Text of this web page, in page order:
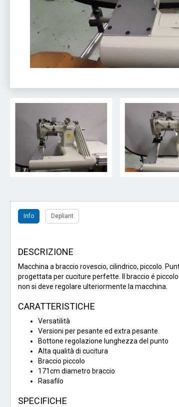
Info Depliant
DESCRIZIONE
Macchina a braccio rovescio, cilindrico, piccolo.
progettata per cuciture perfette. Il braccio é
non si deve regolare ulteriormente la macchina.
CARATTERISTICHE
Versatilità
Versioni per pesante ed extra pesante
Bottone regolazione lunghezza del punto
Alta qualità di cucitura
Braccio piccolo
171cm diametro braccio
Rasafilo
SPECIFICHE